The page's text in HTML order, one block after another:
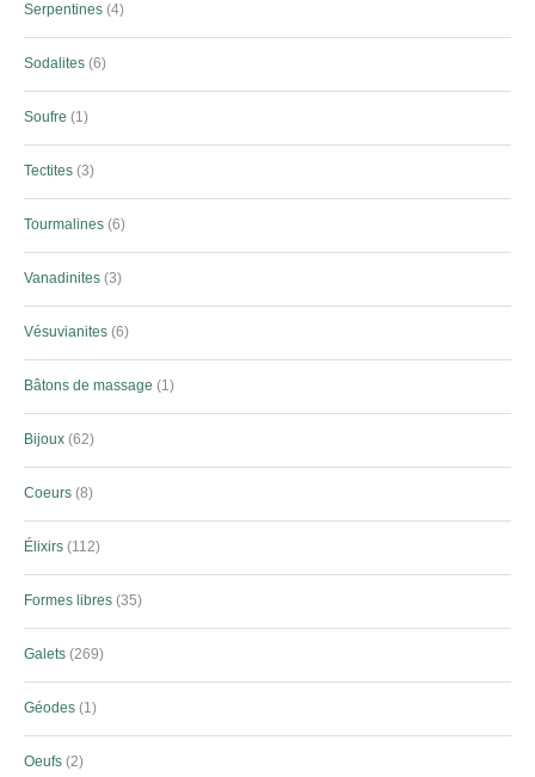
Serpentines 4
Sodalites 6
Soufre 1
Tectites 3
Tourmalines 6
Vanadinites 3
Vésuvianites 6
Bâtons de massage 1
Bijoux 62
Coeurs 8
Élixirs 112
Formes libres 35
Galets 269
Géodes 1
Oeufs 2